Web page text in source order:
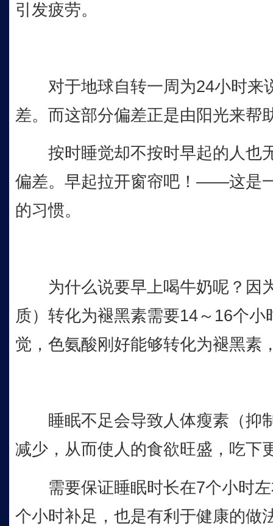
引发疲劳。
对于地球自转一周为24小时来
差。而这部分偏差正是由阳光来帮
按时睡觉却不按时早起的人也
偏差。早起拉开窗帘吧！——这是
的习惯。
为什么说要早上喝牛奶呢？因
质）转化为褪黑素需要14～16个
觉，色氨酸刚好能够转化为褪黑素
睡眠不足会导致人体瘦素（抑
减少，从而使人的食欲旺盛，吃下
需要保证睡眠时长在7个小时左
个小时补足，也是有利于健康的做